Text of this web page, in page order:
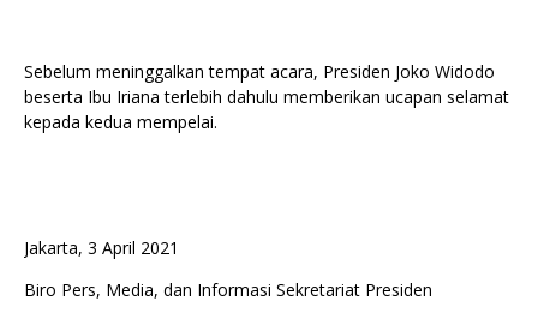
Sebelum meninggalkan tempat acara, Presiden Joko Widodo
beserta Ibu Iriana terlebih dahulu memberikan ucapan selamat
kepada kedua mempelai.
Jakarta, 3 April 2021
Biro Pers, Media, dan Informasi Sekretariat Presiden